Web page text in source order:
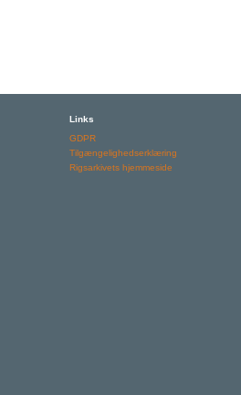
Links
GDPR
Tilgængelighedserklæring
Rigsarkivets hjemmeside